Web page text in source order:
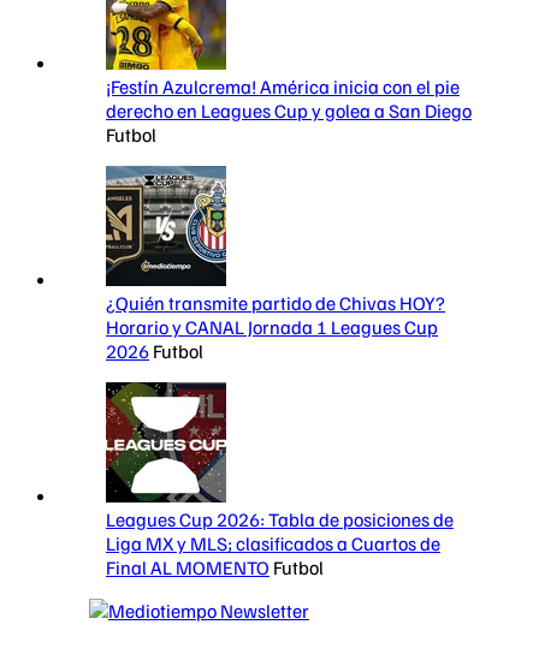
¡Festín Azulcrema! América inicia con el pie
derecho en Leagues Cup y golea a San Diego
Futbol
¿Quién transmite partido de Chivas HOY?
Horario y CANAL Jornada 1 Leagues Cup
2026 Futbol
Leagues Cup 2026: Tabla de posiciones de
Liga MX y MLS; clasificados a Cuartos de
Final AL MOMENTO Futbol